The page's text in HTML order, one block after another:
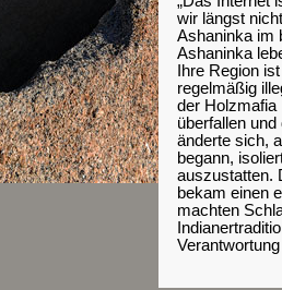
wir längst
Ashaninka im
Ashaninka
Ihre Region
regelmäßig
der Holzmafia
überfallen
änderte sich,
begann,
auszustatten.
bekam einen
machten